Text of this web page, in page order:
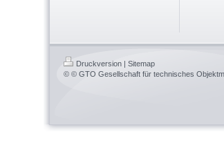
Druckversion | Sitemap
© © GTO Gesellschaft für technisches